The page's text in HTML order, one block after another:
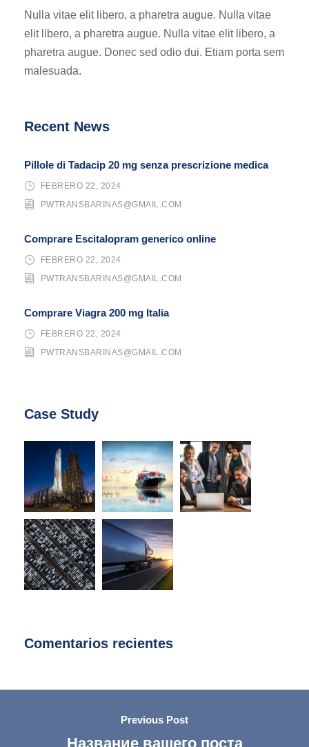
Nulla vitae elit libero, a pharetra augue. Nulla vitae
elit libero, a pharetra augue. Nulla vitae elit libero, a
pharetra augue. Donec sed odio dui. Etiam porta sem
malesuada.
Recent News
Pillole di Tadacip 20 mg senza prescrizione medica
FEBRERO 22, 2024
PWTRANSBARINAS@GMAIL.COM
Comprare Escitalopram generico online
FEBRERO 22, 2024
PWTRANSBARINAS@GMAIL.COM
Comprare Viagra 200 mg Italia
FEBRERO 22, 2024
PWTRANSBARINAS@GMAIL.COM
Case Study
Comentarios recientes
Previous Post
Название вашего поста